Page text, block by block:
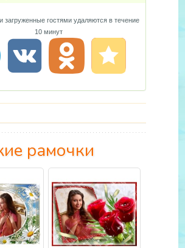
гостями удаляются в течение
10 минут
рамочки